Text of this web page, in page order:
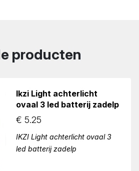
producten
Ikzi Light achterlicht
ovaal 3 led batterij zadelp
€ 5.25
IKZI Light achterlicht ovaal 3
led batterij zadelp